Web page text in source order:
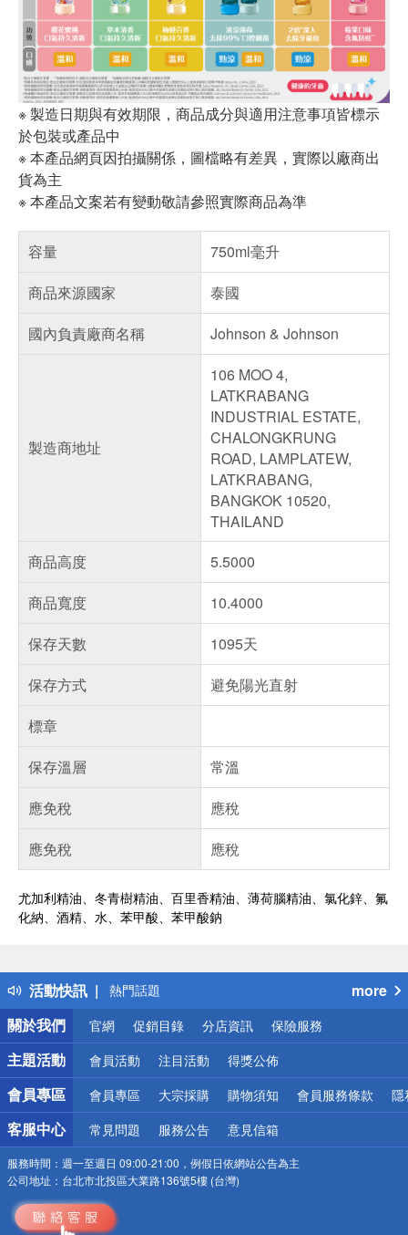
※ 製造日期與有效期限，商品成分與適用注意事項皆標示
於包裝或產品中
※ 本產品網頁因拍攝關係，圖檔略有差異，實際以廠商出
貨為主
※ 本產品文案若有變動敬請參照實際商品為準
容量
750ml毫升
商品來源國家
泰國
國內負責廠商名稱
Johnson & Johnson
製造商地址
106 MOO 4,
LATKRABANG
INDUSTRIAL ESTATE,
CHALONGKRUNG
ROAD, LAMPLATEW,
LATKRABANG,
BANGKOK 10520,
THAILAND
商品高度
5.5000
商品寬度
10.4000
保存天數
1095天
保存方式
避免陽光直射
標章
保存溫層
常溫
應免稅
應稅
應免稅
應稅
尤加利精油、冬青樹精油、百里香精油、薄荷腦精油、氯化鋅、氟
化納、酒精、水、苯甲酸、苯甲酸鈉
活動快訊
得獎公告
熱門話題
銀行優惠
偏遠地區配送
詐騙網頁！請小心！
more
關於我們
官網 促銷目錄 分店資訊 保險服務
主題活動 會員活動 注目活動 得獎公佈
會員專區 會員專區 大宗採購 購物須知 會員服務條款 隱
客服中心 常見問題 服務公告 意見信箱
服務時間： 週一至週日 09:00-21:00，例假日依網站公告為主
公司地址： 台北市北投區大業路136號5樓 (台灣)